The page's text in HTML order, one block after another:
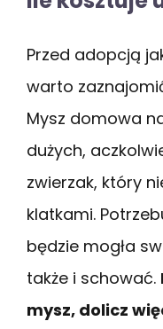
Przed adopcją
warto
Mysz domowa
dużych,
zwierzak, który
klatkami.
będzie mogła
także i schować.
mysz, dolicz